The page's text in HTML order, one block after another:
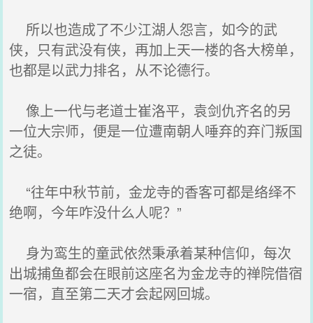
所以也造成了不少江湖人怨言，如今的武
侠，只有武没有侠，再加上天一楼的各大榜单，
也都是以武力排名，从不论德行。
像上一代与老道士崔洛平，袁剑仇齐名的另
一位大宗师，便是一位遭南朝人唾弃的弃门叛国
之徒。
“往年中秋节前，金龙寺的香客可都是络绎不
绝啊，今年咋没什么人呢？”
身为鸾生的童武依然秉承着某种信仰，每次
出城捕鱼都会在眼前这座名为金龙寺的禅院借宿
一宿，直至第二天才会起网回城。